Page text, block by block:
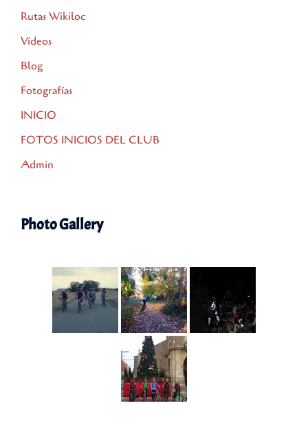
Rutas Wikiloc
Vídeos
Blog
Fotografías
INICIO
FOTOS INICIOS DEL CLUB
Admin
Photo Gallery